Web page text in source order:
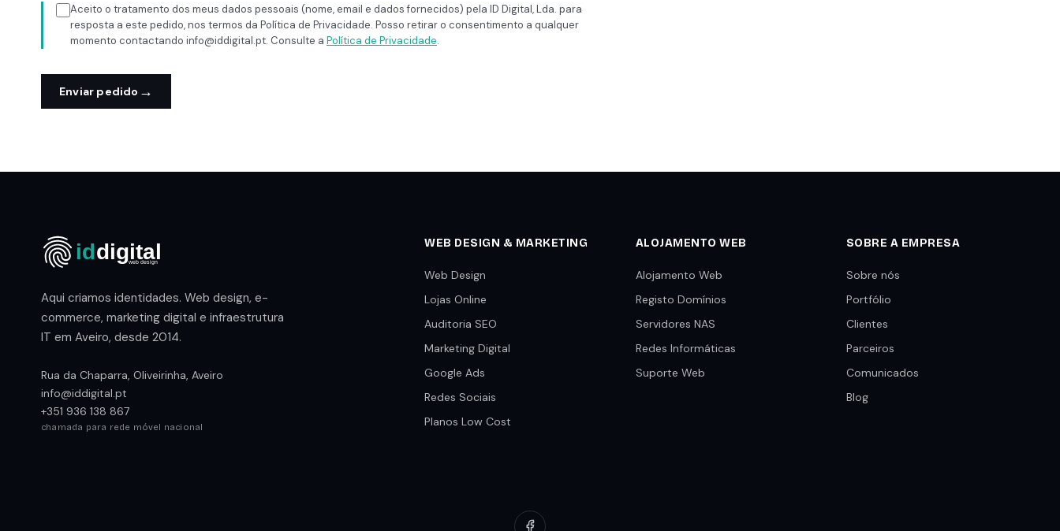
Aceito o tratamento dos meus dados pessoais (nome, email e dados fornecidos) pela ID Digital, Lda. para
resposta a este pedido, nos termos da Política de Privacidade. Posso retirar o consentimento a qualquer
momento contactando info@iddigital.pt. Consulte a Política de Privacidade.
Enviar pedido →
Aqui criamos identidades. Web design, e-
commerce, marketing digital e infraestrutura
IT em Aveiro, desde 2014.
Rua da Chaparra, Oliveirinha, Aveiro
info@iddigital.pt
+351 936 138 867
chamada para rede móvel nacional
WEB DESIGN & MARKETING
Web Design
Lojas Online
Auditoria SEO
Marketing Digital
Google Ads
Redes Sociais
Planos Low Cost
ALOJAMENTO WEB
Alojamento Web
Registo Domínios
Servidores NAS
Redes Informáticas
Suporte Web
SOBRE A EMPRESA
Sobre nós
Portfólio
Clientes
Parceiros
Comunicados
Blog